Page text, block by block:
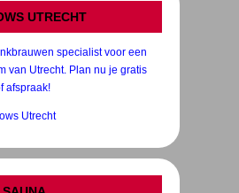
UTRECHT
specialist voor een
van Utrecht. Plan nu je gratis
afspraak!
Utrecht